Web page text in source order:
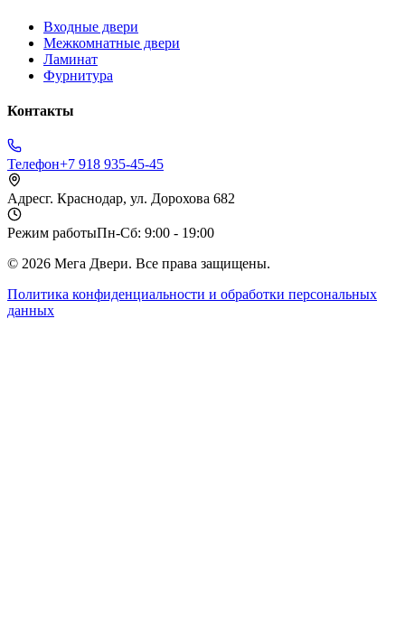
Входные двери
Межкомнатные двери
Ламинат
Фурнитура
Контакты
Телефон+7 918 935-45-45
Адресг. Краснодар, ул. Дорохова 682
Режим работыПн-Сб: 9:00 - 19:00
© 2026 Мега Двери. Все права защищены.
Политика конфиденциальности и обработки персональных
данных